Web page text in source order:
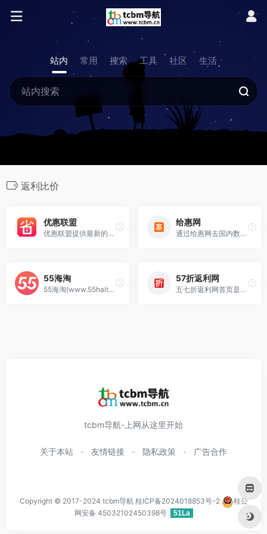
站内 常用 搜索 工具 社区 生活
返利比价
优惠联盟
优惠联盟提供最新的淘宝优惠券和返利优惠券联盟,限时天猫优惠活动等,和拼多多京东内部优惠券给您最惠的购物体验。
给惠网
通过给惠网去国内数百个B2C商城、淘宝网购物可返现金2%—50%！网上购物返利首选平台！比价格功能：让您轻松选择最优惠的商城，让您购物更优惠！
55海淘
55海淘(www.55haitao.com)成功登陆新三板，（证券简称：五五海淘 证券代码：871840）55海淘网是目前值得信赖的专业海淘站,包括美国主流的海
57折返利网
五七折返利网首页是一个折扣返利网, 返利网站,为客户提供淘宝返利等56万宝贝,作为最高享受达57%的额外返利网,是不折不扣的折扣网和返利网.
tcbm导航-上网从这里开始
关于本站 友情链接 隐私政策 广告合作
Copyright © 2017-2024 tcbm导航 桂ICP备2024018853号-2
桂公
网安备 45032102450398号
51La